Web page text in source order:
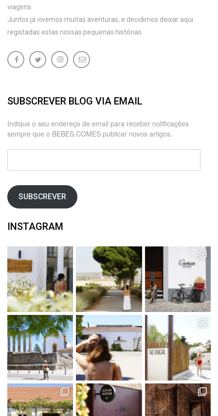
viagens.
Juntos já vivemos muitas aventuras, e decidimos deixar aqui
registadas estas nossas pequenas histórias.
SUBSCREVER BLOG VIA EMAIL
Indique o seu endereço de email para receber notificações
sempre que o BEBES.COMES publicar novos artigos.
Endereço
email
SUBSCREVER
INSTAGRAM